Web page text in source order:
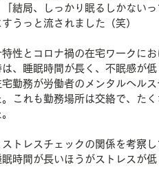
結局、しっかり眠るしかない
うっと流されました（笑）
性とコロナ禍の在宅ワークに
、睡眠時間が長く、不眠感が
勤務が労働者のメンタルヘル
これも勤務場所は交絡で、た
トレスチェックの関係を考察
時間が長いほうがストレスが